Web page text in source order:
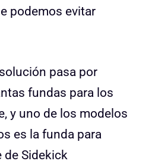
podemos evitar
pasa por
fundas para los
y uno de los modelos
es la funda para
de Sidekick